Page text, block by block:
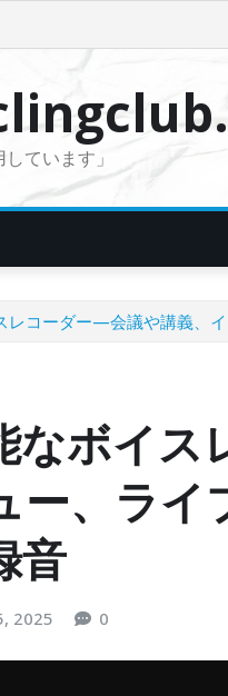
ています」
レコーダー—会議や講義、
なボイ
ー、ラ
音
2025 0